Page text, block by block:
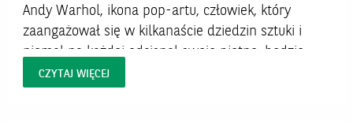
Andy Warhol, ikona pop-artu, człowiek, który
zaangażował się w kilkanaście dziedzin sztuki i
niemal na każdej odcisnął swoje piętno, będzie
bohaterem dwóch wystaw w Polsce. W Krakowie
CZYTAJ WIĘCEJ